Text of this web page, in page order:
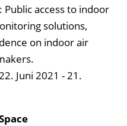
: Public access to indoor
solutions,
on indoor air
Juni 2021 - 21.